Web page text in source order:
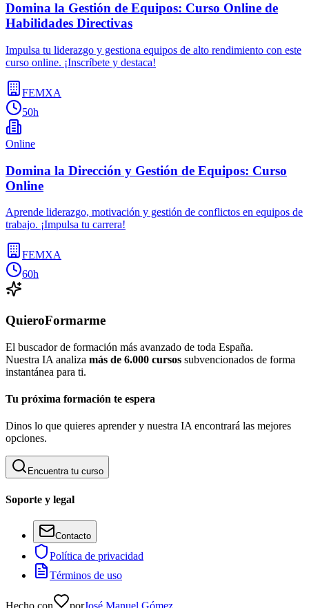
Domina la Gestión de Equipos: Curso Online de
Habilidades Directivas
Impulsa tu liderazgo y gestiona equipos de alto rendimiento con este
curso online. ¡Inscríbete y destaca!
FEMXA
50h
Online
Domina la Dirección y Gestión de Equipos: Curso
Online
Aprende liderazgo, motivación y gestión de conflictos en equipos de
trabajo. ¡Impulsa tu carrera!
FEMXA
60h
QuieroFormarme
El buscador de formación más avanzado de toda España.
Nuestra IA analiza más de 6.000 cursos subvencionados de forma
instantánea para ti.
Tu próxima formación te espera
Dinos lo que quieres aprender y nuestra IA encontrará las mejores
opciones.
Encuentra tu curso
Soporte y legal
Contacto
Política de privacidad
Términos de uso
Hecho con porJosé Manuel Gómez